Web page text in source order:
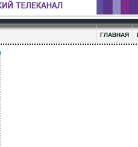
ГЛАВНАЯ